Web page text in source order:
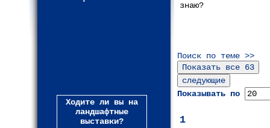
Ходите ли вы на
ландшафтные
выставки?
знаю?
Поиск по теме >>
Показывать по
1